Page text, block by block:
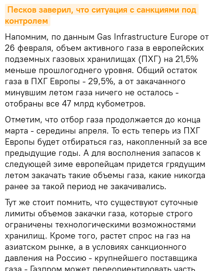
Песков заверил, что ситуация с санкциями под
контролем
Напомним, по данным Gas Infrastructure Europe от
26 февраля, объем активного газа в европейских
подземных газовых хранилищах (ПХГ) на 21,5%
меньше прошлогоднего уровня. Общий остаток
газа в ПХГ Европы - 29,5%, а от закачанного
минувшим летом газа ничего не осталось -
отобраны все 47 млрд кубометров.
Отметим, что отбор газа продолжается до конца
марта - середины апреля. То есть теперь из ПХГ
Европы будет отбираться газ, накопленный за все
предыдущие годы. А для восполнения запасов к
следующей зиме европейцам придется грядущим
летом закачать такие объемы газа, какие никогда
ранее за такой период не закачивались.
Тут же стоит помнить, что существуют суточные
лимиты объемов закачки газа, которые строго
ограничены технологическими возможностями
хранилищ. Кроме того, растет спрос на газ на
азиатском рынке, а в условиях санкционного
давления на Россию - крупнейшего поставщика